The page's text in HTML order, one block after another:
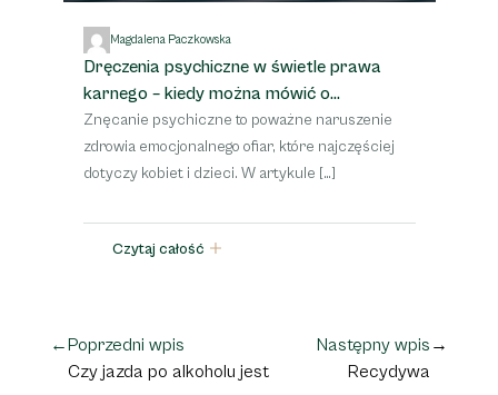
Magdalena Paczkowska
Dręczenia psychiczne w świetle prawa
karnego – kiedy można mówić o
przestępstwie
Znęcanie psychiczne to poważne naruszenie
zdrowia emocjonalnego ofiar, które najczęściej
dotyczy kobiet i dzieci. W artykule […]
Czytaj całość
←Poprzedni wpis
Czy jazda po alkoholu jest
Następny wpis
Recydywa
→